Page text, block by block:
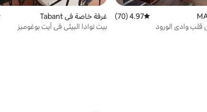
متوسط التقييم 4.97 من 5، 70 مراجعات
4.97 (70)
قلب وادي الورود
غرفة خاصة في Tabant
بيت توادا البيئي في آيت بوغوميز